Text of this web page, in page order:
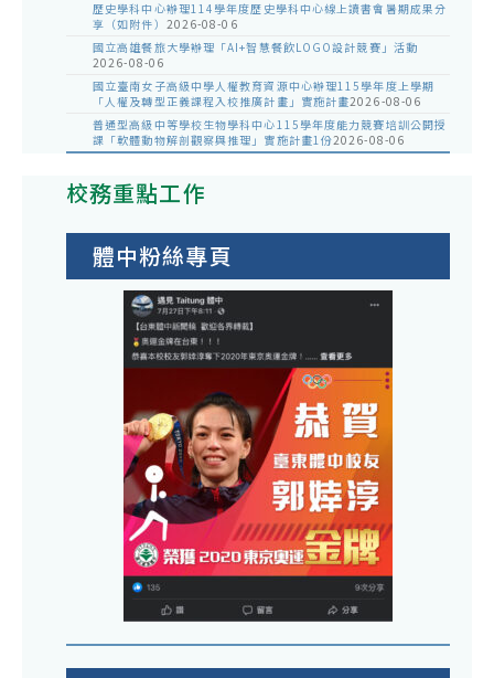
歷史學科中心辦理114學年度歷史學科中心線上讀書會暑期成果分
享（如附件） 2026-08-06
國立高雄餐旅大學辦理「AI+智慧餐飲LOGO設計競賽」活動
2026-08-06
國立臺南女子高級中學人權教育資源中心辦理115學年度上學期
「人權及轉型正義課程入校推廣計畫」實施計畫2026-08-06
普通型高級中等學校生物學科中心115學年度能力競賽培訓公開授
課「軟體動物解剖觀察與推理」實施計畫1份2026-08-06
校務重點工作
體中粉絲專頁